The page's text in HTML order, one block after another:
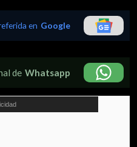
en Google
de Whatsapp